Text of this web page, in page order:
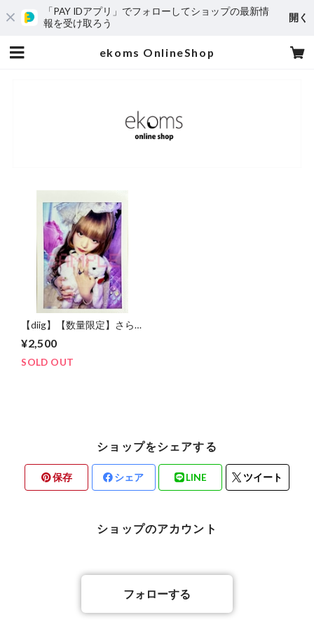
「PAY IDアプリ」でフォローしてショップの最新情
報を受け取ろう
開く
ekoms OnlineShop
【diig】【数量限定】さら
念チェキ（サインあり）
¥2,500
SOLD OUT
ショップをシェアする
保存 シェア LINE ツイート
ショップのアカウント
フォローする